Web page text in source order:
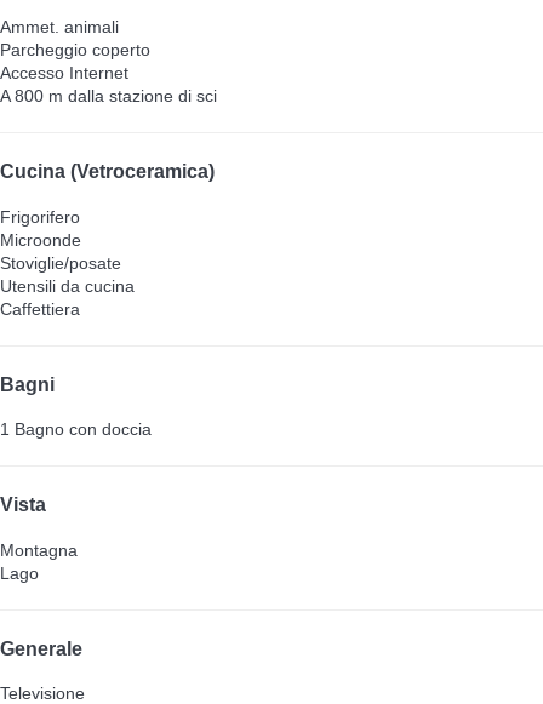
Ammet. animali
Parcheggio coperto
Accesso Internet
A 800 m dalla stazione di sci
Cucina (Vetroceramica)
Frigorifero
Microonde
Stoviglie/posate
Utensili da cucina
Caffettiera
Bagni
1 Bagno con doccia
Vista
Montagna
Lago
Generale
Televisione